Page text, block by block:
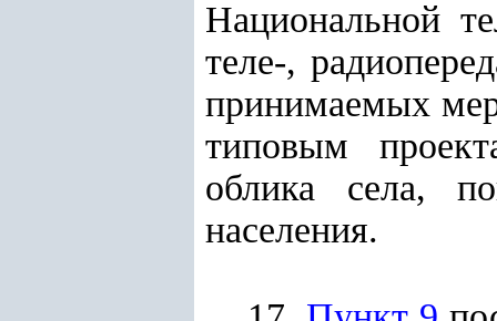
Национальной
теле-,
принимаемых
типовым
облика села,
населения.